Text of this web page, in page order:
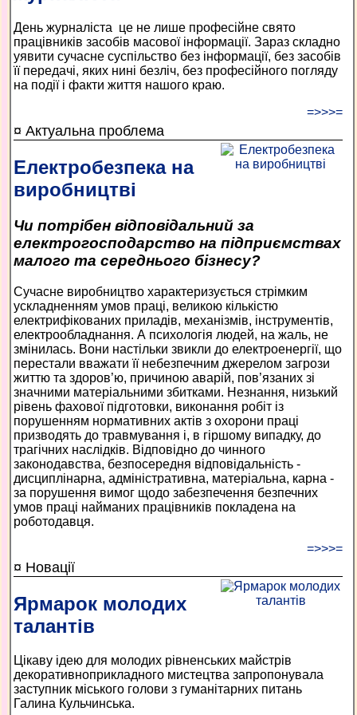
День журналіста ­ це не лише професійне свято
працівників засобів масової інформації. Зараз складно
уявити сучасне суспільство без інформації, без засобів
її передачі, яких нині безліч, без професійного погляду
на події і факти життя нашого краю.
=>>>=
¤ Актуальна проблема
Електробезпека на
виробництві
Чи потрібен відповідальний за
електрогосподарство на підприємствах
малого та середнього бізнесу?
Сучасне виробництво характеризується стрімким
ускладненням умов праці, великою кількістю
електрифікованих приладів, механізмів, інструментів,
електрообладнання. А психологія людей, на жаль, не
змінилась. Вони настільки звикли до електроенергії, що
перестали вважати її небезпечним джерелом загрози
життю та здоров’ю, причиною аварій, пов’язаних зі
значними матеріальними збитками. Незнання, низький
рівень фахової підготовки, виконання робіт із
порушенням нормативних актів з охорони праці
призводять до травмування і, в гіршому випадку, до
трагічних наслідків. Відповідно до чинного
законодавства, безпосередня відповідальність ­
дисциплінарна, адміністративна, матеріальна, карна ­
за порушення вимог щодо забезпечення безпечних
умов праці найманих працівників покладена на
роботодавця.
=>>>=
¤ Новації
Ярмарок молодих
талантів
Цікаву ідею для молодих рівненських майстрів
декоративно­прикладного мистецтва запропонувала
заступник міського голови з гуманітарних питань
Галина Кульчинська.